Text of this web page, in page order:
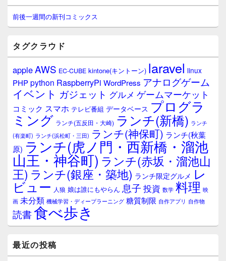
ン
サ
イ
ウ
ィ
ジ
ェ
ア
前後一週間の新刊コミックス
タグクラウド
appleAWS EC-CUBE kintone(キントーン) laravel linux
PHPpython RaspberryPi WordPress アナログゲーム
イベント ガジェット グルメ ゲームマーケット
コミック スマホ テレビ番組 データベース プログラ
ミング ランチ(五反田・大崎) ランチ(新橋) ランチ
(有楽町) ランチ(浜松町・三田) ランチ(神保町) ランチ(秋葉
原) ランチ(虎ノ門・西新橋・溜池
山王・神谷町) ランチ(赤坂・溜池山
王) ランチ(銀座・築地) ランチ限定グルメ レ
ビュー 人狼 娘は誰にもやらん 息子 投資 数学 料理 映
画 未分類 機械学習・ディープラーニング 糖質制限 自作アプリ 自作物
読書食べ歩き
最近の投稿